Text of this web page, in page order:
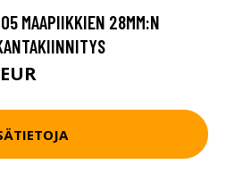
MAAPIIKKIEN 28MM:N